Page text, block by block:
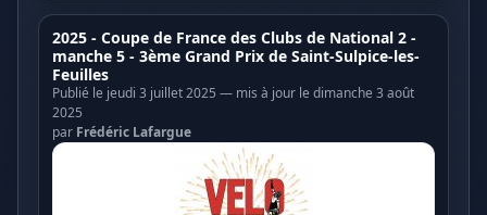
2025 - Coupe de France des Clubs de National 2 -
manche 5 - 3ème Grand Prix de Saint-Sulpice-les-
Feuilles
Publié le jeudi 3 juillet 2025 — mis à jour le dimanche 3 août
2025
par Frédéric Lafargue